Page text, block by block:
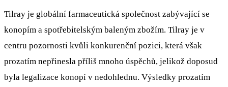
Tilray je globální farmaceutická společnost zabývající se
konopím a spotřebitelským baleným zbožím. Tilray je v
centru pozornosti kvůli konkurenční pozici, která však
prozatím nepřinesla příliš mnoho úspěchů, jelikož doposud
byla legalizace konopí v nedohlednu. Výsledky prozatím